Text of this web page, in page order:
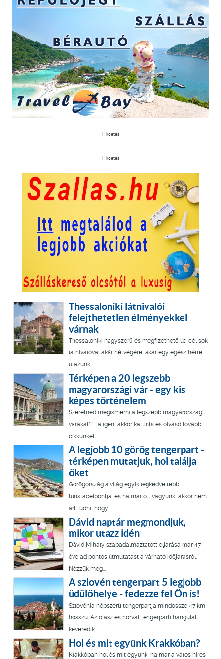
Hirdetés
Hirdetés
Thessaloniki látnivalói
felejthetetlen élményekkel
várnak
Thessaloniki nagyszerű és megfizethető úti cél sok
látnivalóval akár hétvégére, akár egy egész hétre
utazunk.
Térképen a 20 legszebb
magyarországi vár - egy kis
képes történelem
Szeretnéd megismerni a legszebb magyarországi
várakat? Ha igen, akkor kattints és olvasd tovább
cikkünket.
A legjobb 10 görög tengerpart -
térképen mutatjuk, hol találja
őket
Görögország a világ egyik legkedveltebb
turistacélpontja, és ha már ott vagyunk, akkor nem
árt tudni, hogy...
Dávid naptár megmondjuk,
mikor utazz idén
Dávid Mihály szabadalmaztatott eljárása már 47
éve ad pontos útmutatást a várható időjárásról.
Nézzük meg...
A szlovén tengerpart 5 legjobb
üdülőhelye - fedezze fel Ön is!
Szlovénia népszerű tengerpartja mindössze 47 km
hosszú. Az olasz és horvát tengerparti hangulat
keveredik...
Hol és mit együnk Krakkóban?
Krakkóban hol és mit együnk, ha már a város híres